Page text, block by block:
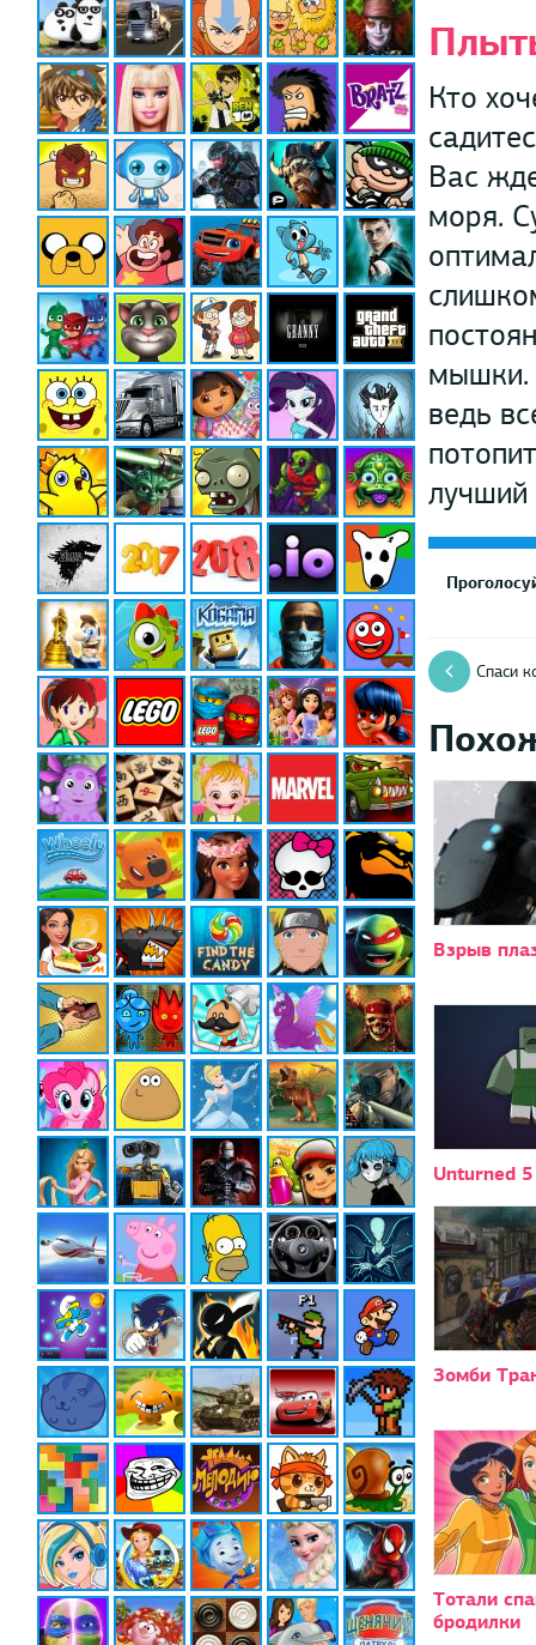
Кто
Вас
моря.
мышки.
ведь
лучший
Спаси
Взрыв
Unturned 5
Зомби
Тотали
бродилки